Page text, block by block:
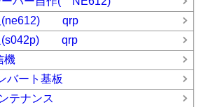
(ne612) qrp
(s042p) qrp
機
バート基板
テナンス